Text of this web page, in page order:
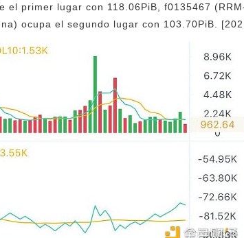
el primer lugar con 118.06PiB, f0135467
ocupa el segundo lugar con 103.70PiB.